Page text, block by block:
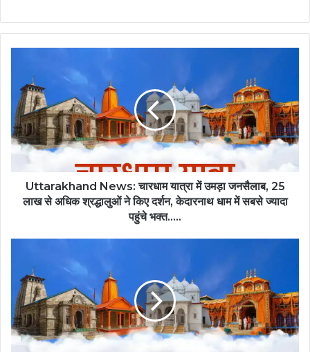
चारधाम
यात्रा
में
उमड़ा
जनसैलाब,
लाख
अधिक
केदारनाथ
धाम
सबसे
ज्यादा
पहुंचे
Uttarakhand News: चारधाम यात्रा में उमड़ा जनसैलाब, 25
लाख से अधिक श्रद्धालुओं ने किए दर्शन, केदारनाथ धाम में सबसे ज्यादा
पहुंचे भक्त…..
चारधाम
यात्रा
में
उमड़ा
जनसैलाब,